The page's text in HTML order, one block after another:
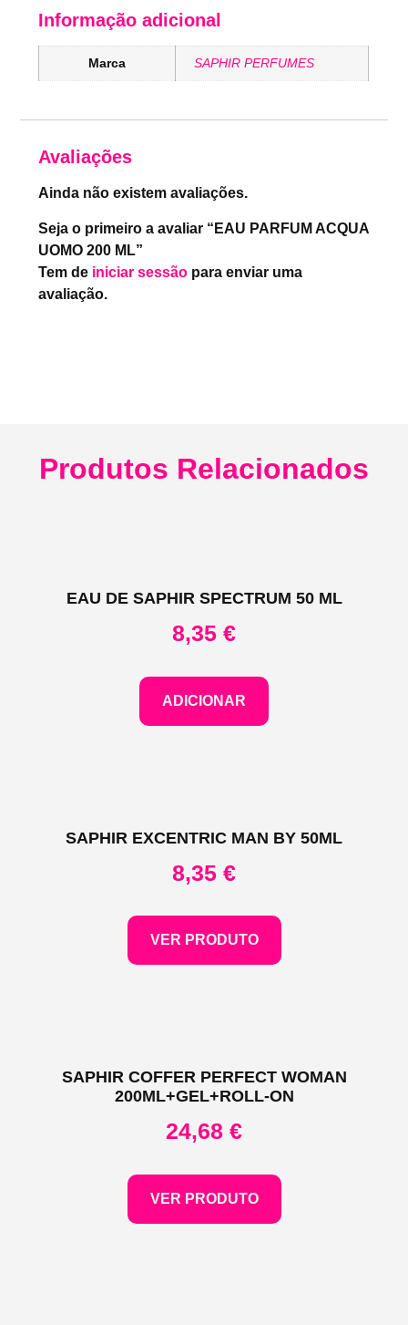
Informação adicional
Marca SAPHIR PERFUMES
Avaliações
Ainda não existem avaliações.
Seja o primeiro a avaliar “EAU PARFUM ACQUA
UOMO 200 ML”
Tem de iniciar sessão para enviar uma
avaliação.
Produtos Relacionados
EAU DE SAPHIR SPECTRUM 50 ML
8,35 €
ADICIONAR
SAPHIR EXCENTRIC MAN BY 50ML
8,35 €
VER PRODUTO
SAPHIR COFFER PERFECT WOMAN
200ML+GEL+ROLL-ON
24,68 €
VER PRODUTO